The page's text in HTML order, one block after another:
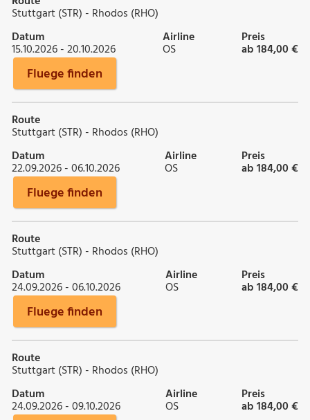
Stuttgart (STR) - Rhodos (RHO)
Datum
15.10.2026 - 20.10.2026
Airline
OS
Preis
ab 184,00 €
Fluege finden
Route
Stuttgart (STR) - Rhodos (RHO)
Datum
22.09.2026 - 06.10.2026
Airline
OS
Preis
ab 184,00 €
Fluege finden
Route
Stuttgart (STR) - Rhodos (RHO)
Datum
24.09.2026 - 06.10.2026
Airline
OS
Preis
ab 184,00 €
Fluege finden
Route
Stuttgart (STR) - Rhodos (RHO)
Datum
24.09.2026 - 09.10.2026
Airline
OS
Preis
ab 184,00 €